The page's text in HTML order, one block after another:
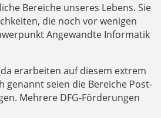
Bereiche unseres Lebens. Sie
die noch vor wenigen
Angewandte Informatik
erarbeiten auf diesem extrem
seien die Bereiche Post-
Mehrere DFG-Förderungen